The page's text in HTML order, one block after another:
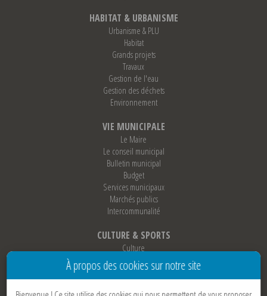
HABITAT & URBANISME
Urbanisme & PLU
Habitat
Grands projets
Travaux
Gestion de l'eau
Gestion des déchets
Environnement
VIE MUNICIPALE
Le Maire
Le conseil municipal
Bulletin municipal
Budget
Services municipaux
Marchés publics
Intercommunalité
CULTURE & SPORTS
Culture
Sports
Loisirs
Associations
À propos des cookies sur notre site